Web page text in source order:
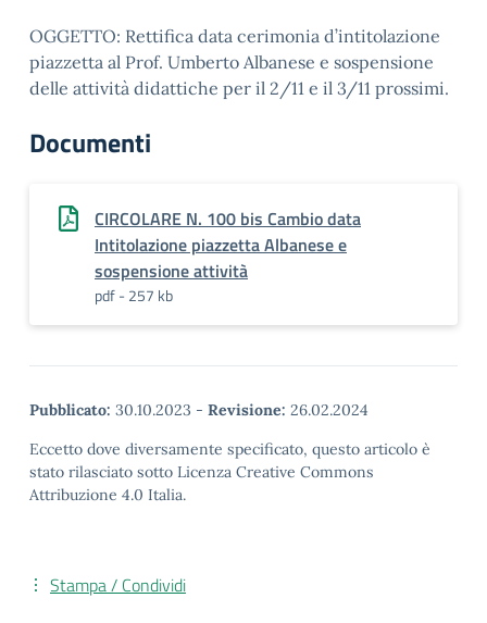
OGGETTO: Rettifica data cerimonia d’intitolazione
piazzetta al Prof. Umberto Albanese e sospensione
delle attività didattiche per il 2/11 e il 3/11 prossimi.
Documenti
CIRCOLARE N. 100 bis Cambio data
Intitolazione piazzetta Albanese e
sospensione attività
pdf - 257 kb
Pubblicato: 30.10.2023 - Revisione: 26.02.2024
Eccetto dove diversamente specificato, questo articolo è
stato rilasciato sotto Licenza Creative Commons
Attribuzione 4.0 Italia.
Stampa / Condividi